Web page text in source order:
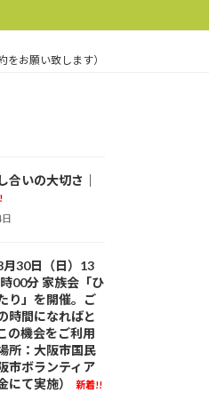
お願い致します）
合いの大切さ｜
月30日（日）13
00分 家族会「ひ
り」を開催。ご
時間になればと
の機会をご利用
所：大阪市国民
市ボランティア
にて実施）
新着!!